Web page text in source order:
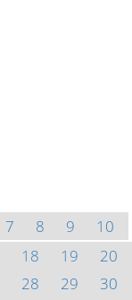
7 8 9
10
18 19
20
28 29
30